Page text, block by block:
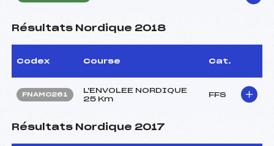
Résultats Nordique 2018
Codex Course Cat.
FNAM0261
L'ENVOLEE NORDIQUE
25 Km
FFS
Résultats Nordique 2017